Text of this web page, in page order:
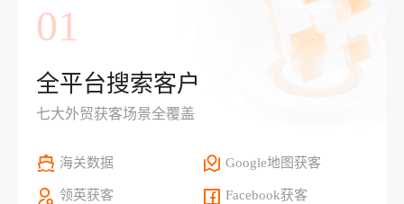
01
全平台搜索客户
七大外贸获客场景全覆盖
海关数据 Google地图获客
领英获客 Facebook获客